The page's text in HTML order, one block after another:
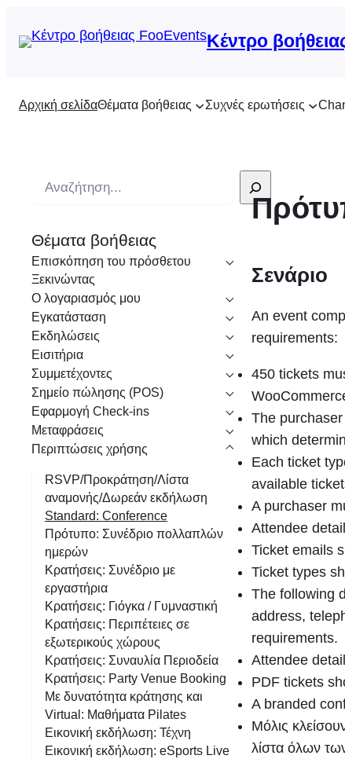
Κέντρο
Αρχική σελίδαΘέματα βοήθειας Συχνές ερωτήσεις
ζ
ή
τ
η
σ
η
Θέματα βοήθειας
Επισκόπηση του πρόσθετου
Ξεκινώντας
Ο λογαριασμός μου
Εγκατάσταση
Εκδηλώσεις
Εισιτήρια
Συμμετέχοντες
Σημείο πώλησης (POS)
Εφαρμογή Check-ins
Μεταφράσεις
Περιπτώσεις χρήσης
RSVP/Προκράτηση/Λίστα
αναμονής/Δωρεάν εκδήλωση
Standard: Conference
Πρότυπο: Συνέδριο πολλαπλών
ημερών
Κρατήσεις: Συνέδριο με
εργαστήρια
Κρατήσεις: Γιόγκα / Γυμναστική
Κρατήσεις: Περιπέτειες σε
εξωτερικούς χώρους
Κρατήσεις: Συναυλία Περιοδεία
Κρατήσεις: Party Venue Booking
Με δυνατότητα κράτησης και
Virtual: Μαθήματα Pilates
Εικονική εκδήλωση: Τέχνη
Εικονική εκδήλωση: eSports Live
Σενάριο
An event
requirements:
450 tickets
The
which
Each ticket
available
A purchaser
Attendee
Ticket emails
Ticket types
The following
address,
requirements.
Attendee
PDF tickets
A branded
Μόλις
λίστα όλων